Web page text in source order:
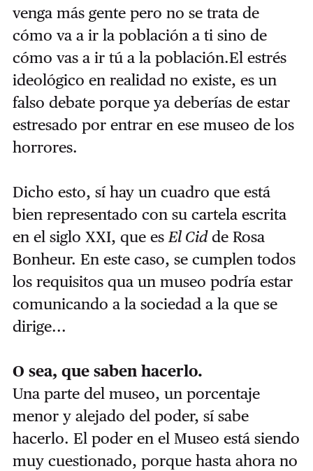
venga más gente pero no se trata de
cómo va a ir la población a ti sino de
cómo vas a ir tú a la población.El estrés
ideológico en realidad no existe, es un
falso debate porque ya deberías de estar
estresado por entrar en ese museo de los
horrores.
Dicho esto, sí hay un cuadro que está
bien representado con su cartela escrita
en el siglo XXI, que es El Cidde Rosa
Bonheur. En este caso, se cumplen todos
los requisitos qua un museo podría estar
comunicando a la sociedad a la que se
dirige...
O sea, que saben hacerlo.
Una parte del museo, un porcentaje
menor y alejado del poder, sí sabe
hacerlo. El poder en el Museo está siendo
muy cuestionado, porque hasta ahora no